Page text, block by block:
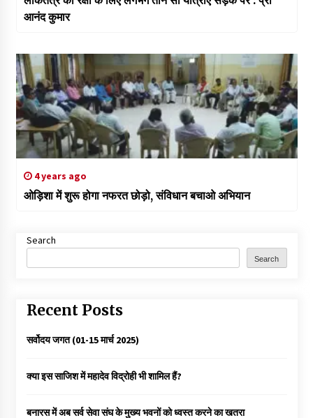
आनंद कुमार
4 years ago
ओड़िशा में शुरू होगा नफरत छोड़ो, संविधान बचाओ अभियान
Search
Search
Recent Posts
सर्वोदय जगत (01-15 मार्च 2025)
क्या इस साजिश में महादेव विद्रोही भी शामिल हैं?
बनारस में अब सर्व सेवा संघ के मुख्य भवनों को ध्वस्त करने का खतरा